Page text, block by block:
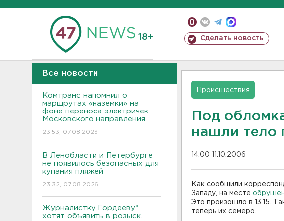
18+ Сделать новость
Все новости
Комтранс напомнил о
маршрутах «наземки» на
фоне переноса электричек
Московского направления
23:53, 07.08.2026
В Ленобласти и Петербурге
не появилось безопасных для
купания пляжей
23:32, 07.08.2026
Журналистку Гордееву*
хотят объявить в розыск.
Происшествия
Под
нашли
14:00 11.10.2006
Как сообщили
Западу, на месте
Это произошло в 13.15.
теперь их семеро.